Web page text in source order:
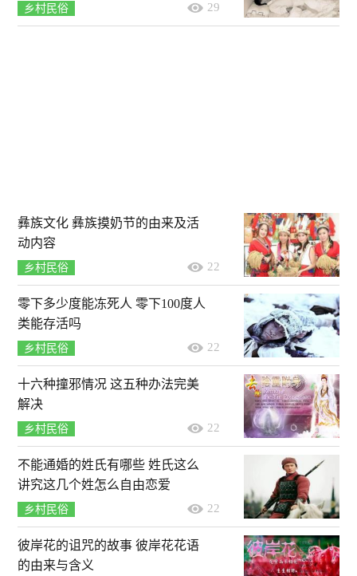
乡村民俗 29
彝族文化 彝族摸奶节的由来及活
动内容
乡村民俗 22
零下多少度能冻死人 零下100度人
类能存活吗
乡村民俗 22
十六种撞邪情况 这五种办法完美
解决
乡村民俗 22
不能通婚的姓氏有哪些 姓氏这么
讲究这几个姓怎么自由恋爱
乡村民俗 22
彼岸花的诅咒的故事 彼岸花花语
的由来与含义